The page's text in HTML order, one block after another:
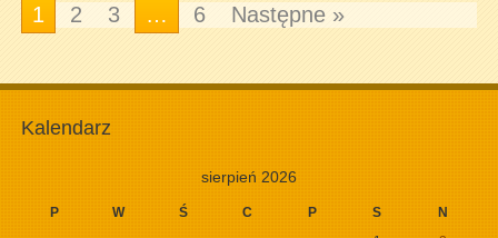
1 2 3 … 6 Następne »
Kalendarz
sierpień 2026
P W Ś C P S N